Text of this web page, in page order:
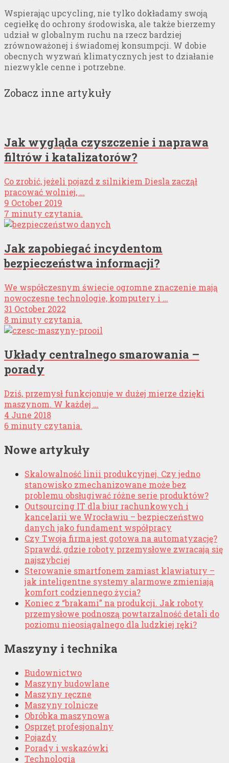
Wspierając upcycling, nie tylko dokładamy swoją
cegiełkę do ochrony środowiska, ale także bierzemy
udział w globalnym ruchu na rzecz bardziej
zrównoważonej i świadomej konsumpcji. W dobie
obecnych wyzwań klimatycznych jest to działanie
niezwykle cenne i potrzebne.
Zobacz inne artykuły
Jak wygląda czyszczenie i naprawa
filtrów i katalizatorów?
Co zrobić, jeżeli pojazd z silnikiem Diesla zaczął
pracować wolniej, …
9 October 2019
7 minuty czytania.
Jak zapobiegać incydentom
bezpieczeństwa informacji?
We współczesnym świecie ogromne znaczenie mają
nowoczesne technologie, komputery i …
31 October 2022
8 minuty czytania.
Układy centralnego smarowania –
porady
Dziś, przemysł funkcjonuje w dużej mierze dzięki
maszynom. W każdej …
4 June 2018
6 minuty czytania.
Nowe artykuły
Skalowalność linii produkcyjnej. Czy jedno
stanowisko zmechanizowane może bez
problemu obsługiwać różne serie produktów?
Outsourcing IT dla biur rachunkowych i
kancelarii we Wrocławiu – bezpieczeństwo
danych jako fundament współpracy
Czy Twoja firma jest gotowa na automatyzację?
Sprawdź, gdzie roboty przemysłowe zwracają się
najszybciej
Sterowanie smartfonem zamiast klawiatury –
jak inteligentne systemy alarmowe zmieniają
komfort codziennego życia?
Koniec z “brakami” na produkcji. Jak roboty
przemysłowe podnoszą powtarzalność detali do
poziomu nieosiągalnego dla ludzkiej ręki?
Maszyny i technika
Budownictwo
Maszyny budowlane
Maszyny ręczne
Maszyny rolnicze
Obróbka maszynowa
Osprzęt profesjonalny
Pojazdy
Porady i wskazówki
Technologia